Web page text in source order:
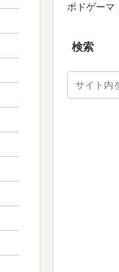
ボドゲーマ
検索